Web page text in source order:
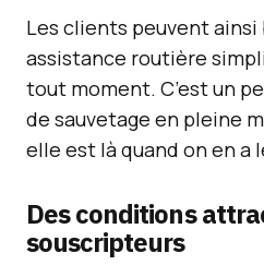
Les clients peuvent ainsi
assistance routière
tout moment. C’est un
de sauvetage en pleine
elle est là quand on en a
Des conditions
souscripteurs